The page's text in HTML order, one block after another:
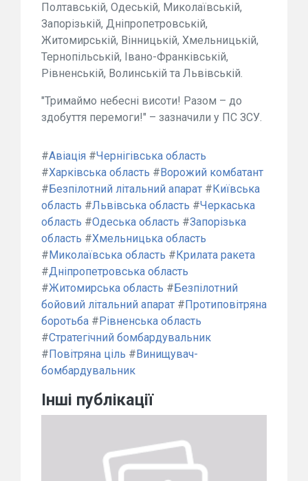
Полтавській, Одеській, Миколаївській,
Запорізькій, Дніпропетровській,
Житомирській, Вінницькій, Хмельницькій,
Тернопільській, Івано-Франківській,
Рівненській, Волинській та Львівській.
"Тримаймо небесні висоти! Разом – до
здобуття перемоги!" – зазначили у ПС ЗСУ.
#Авіація #Чернігівська область
#Харківська область # Ворожий комбатант
# Безпілотний літальний апарат # Київська
область #Львівська область #Черкаська
область #Одеська область #Запорізька
область #Хмельницька область
# Миколаївська область # Крилата ракета
#Дніпропетровська область
#Житомирська область # Безпілотний
бойовий літальний апарат # Протиповітряна
боротьба # Рівненська область
#Стратегічний бомбардувальник
# Повітряна ціль # Винищувач-
бомбардувальник
Інші публікації